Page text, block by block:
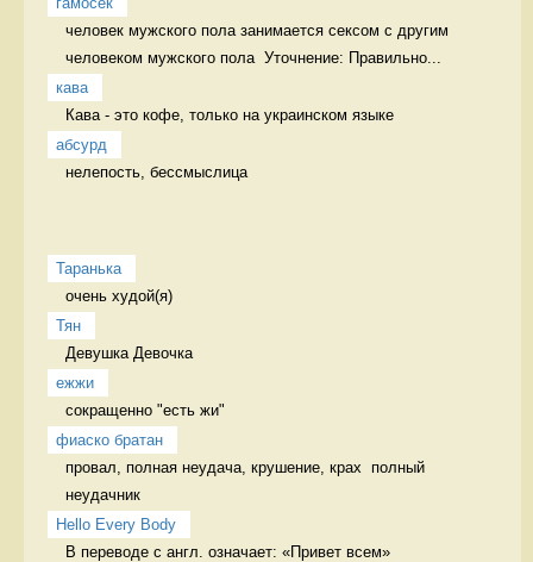
человек мужского пола занимается сексом с другим
человеком мужского пола  Уточнение: Правильно...
кава
Кава - это кофе, только на украинском языке
абсурд
нелепость, бессмыслица
Таранька
очень худой(я)
Тян
Девушка Девочка
ежжи
сокращенно "есть жи"
фиаско братан
провал, полная неудача, крушение, крах  полный
неудачник
Hello Every Body
В переводе с англ. означает: «Привет всем»